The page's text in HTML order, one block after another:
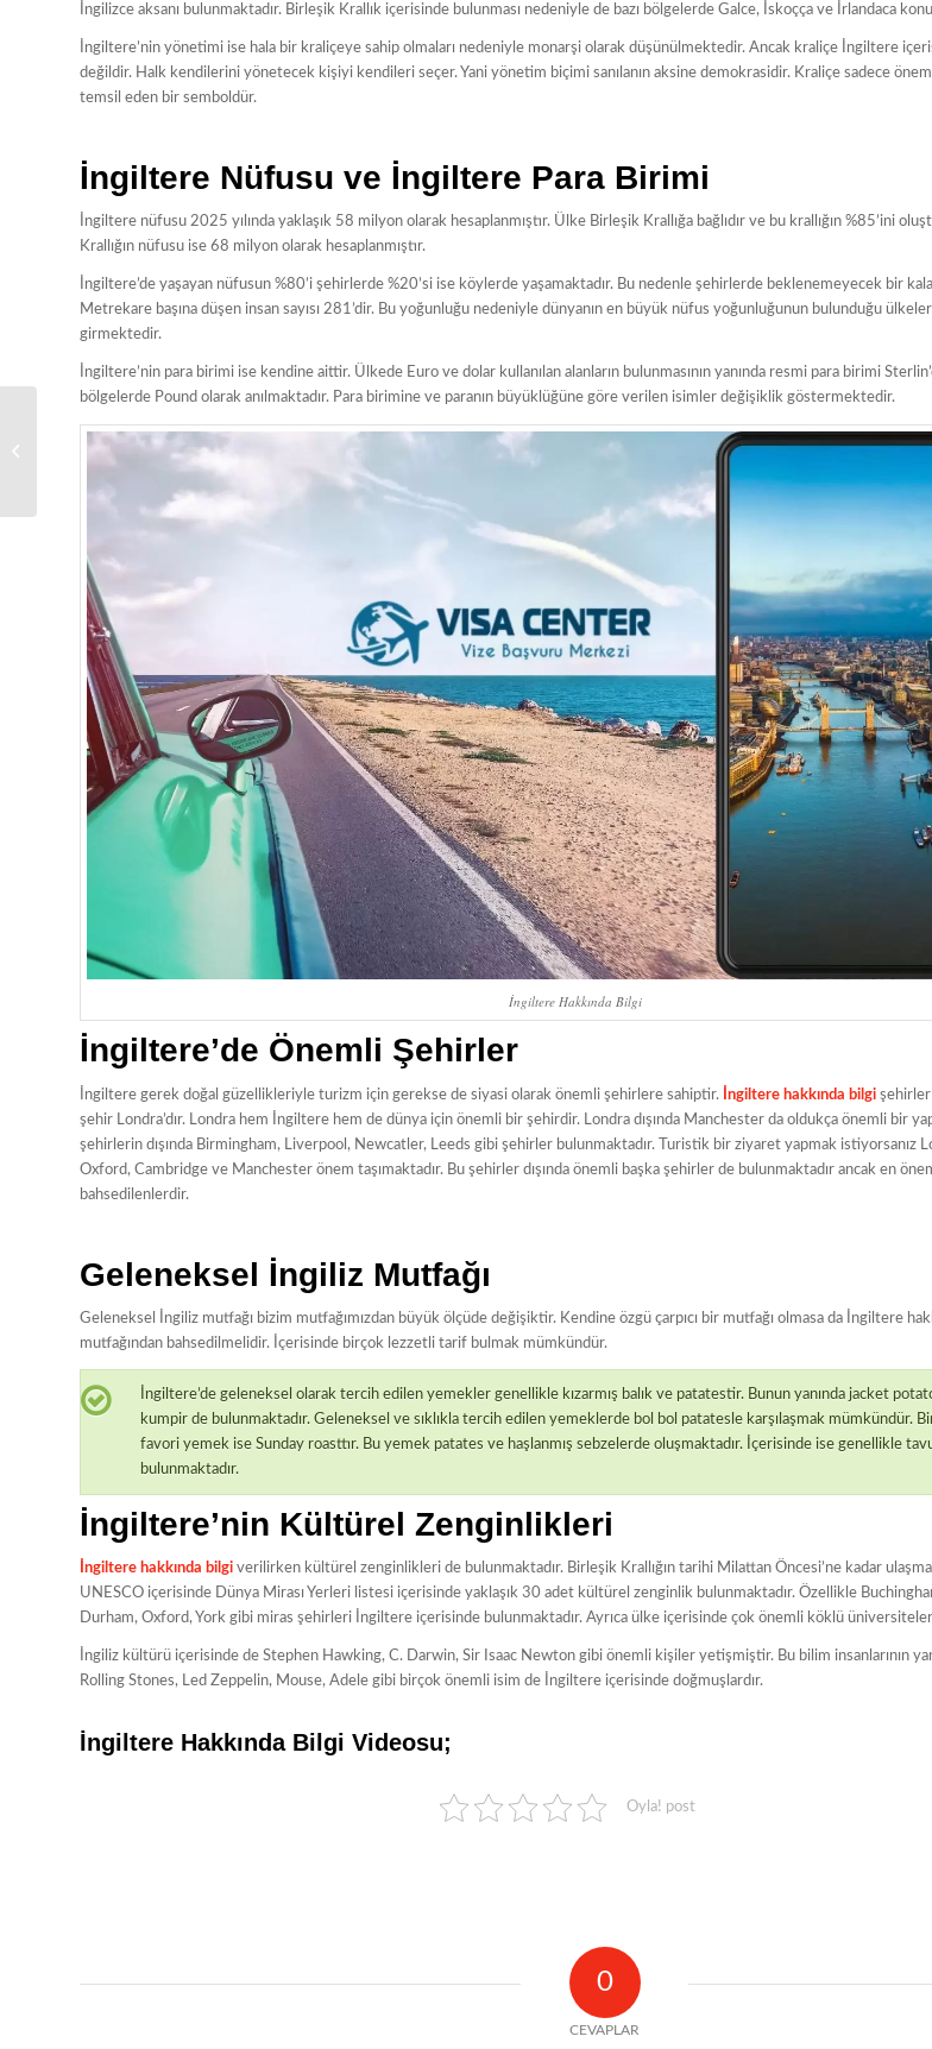
İngilizce aksanı bulunmaktadır. Birleşik Krallık içerisinde bulunması nedeniyle de bazı bölgelerde Galce, İskoçça ve İrlandaca
İngiltere’nin yönetimi ise hala bir kraliçeye sahip olmaları nedeniyle monarşi olarak düşünülmektedir. Ancak kraliçe İngiltere
değildir. Halk kendilerini yönetecek kişiyi kendileri seçer. Yani yönetim biçimi sanılanın aksine demokrasidir. Kraliçe sadece
temsil eden bir semboldür.
İngiltere Nüfusu ve İngiltere Para Birimi
İngiltere nüfusu 2025 yılında yaklaşık 58 milyon olarak hesaplanmıştır. Ülke Birleşik Krallığa bağlıdır ve bu krallığın %85’ini
Krallığın nüfusu ise 68 milyon olarak hesaplanmıştır.
İngiltere’de yaşayan nüfusun %80’i şehirlerde %20’si ise köylerde yaşamaktadır. Bu nedenle şehirlerde beklenemeyecek bir
Metrekare başına düşen insan sayısı 281’dir. Bu yoğunluğu nedeniyle dünyanın en büyük nüfus yoğunluğunun bulunduğu
girmektedir.
İngiltere’nin para birimi ise kendine aittir. Ülkede Euro ve dolar kullanılan alanların bulunmasının yanında resmi para birimi
bölgelerde Pound olarak anılmaktadır. Para birimine ve paranın büyüklüğüne göre verilen isimler değişiklik göstermektedir.
İngiltere Hakkında Bilgi
İngiltere’de Önemli Şehirler
İngiltere gerek doğal güzellikleriyle turizm için gerekse de siyasi olarak önemli şehirlere sahiptir. İngiltere hakkında bilgi şehirler
şehir Londra’dır. Londra hem İngiltere hem de dünya için önemli bir şehirdir. Londra dışında Manchester da oldukça önemli bir
şehirlerin dışında Birmingham, Liverpool, Newcatler, Leeds gibi şehirler bulunmaktadır. Turistik bir ziyaret yapmak istiyorsanız
Oxford, Cambridge ve Manchester önem taşımaktadır. Bu şehirler dışında önemli başka şehirler de bulunmaktadır ancak en
bahsedilenlerdir.
Geleneksel İngiliz Mutfağı
Geleneksel İngiliz mutfağı bizim mutfağımızdan büyük ölçüde değişiktir. Kendine özgü çarpıcı bir mutfağı olmasa da İngiltere
mutfağından bahsedilmelidir. İçerisinde birçok lezzetli tarif bulmak mümkündür.
İngiltere’de geleneksel olarak tercih edilen yemekler genellikle kızarmış balık ve patatestir. Bunun yanında jacket
kumpir de bulunmaktadır. Geleneksel ve sıklıkla tercih edilen yemeklerde bol bol patatesle karşılaşmak mümkündür.
favori yemek ise Sunday roasttır. Bu yemek patates ve haşlanmış sebzelerde oluşmaktadır. İçerisinde ise genellikle
bulunmaktadır.
İngiltere’nin Kültürel Zenginlikleri
İngiltere hakkında bilgi verilirken kültürel zenginlikleri de bulunmaktadır. Birleşik Krallığın tarihi Milattan Öncesi’ne kadar
UNESCO içerisinde Dünya Mirası Yerleri listesi içerisinde yaklaşık 30 adet kültürel zenginlik bulunmaktadır. Özellikle
Durham, Oxford, York gibi miras şehirleri İngiltere içerisinde bulunmaktadır. Ayrıca ülke içerisinde çok önemli köklü
İngiliz kültürü içerisinde de Stephen Hawking, C. Darwin, Sir Isaac Newton gibi önemli kişiler yetişmiştir. Bu bilim insanlarının
Rolling Stones, Led Zeppelin, Mouse, Adele gibi birçok önemli isim de İngiltere içerisinde doğmuşlardır.
İngiltere Hakkında Bilgi Videosu;
Oyla! post
0
CEVAPLAR
Malta Vize Başvuru